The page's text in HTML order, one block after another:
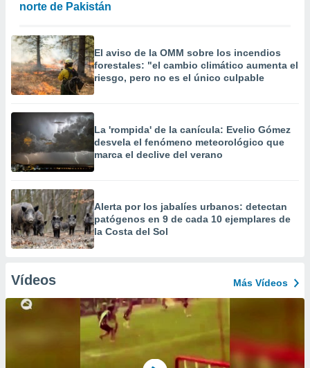
norte de Pakistán
El aviso de la OMM sobre los incendios
forestales: "el cambio climático aumenta el
riesgo, pero no es el único culpable
La 'rompida' de la canícula: Evelio Gómez
desvela el fenómeno meteorológico que
marca el declive del verano
Alerta por los jabalíes urbanos: detectan
patógenos en 9 de cada 10 ejemplares de
la Costa del Sol
Vídeos Más Vídeos